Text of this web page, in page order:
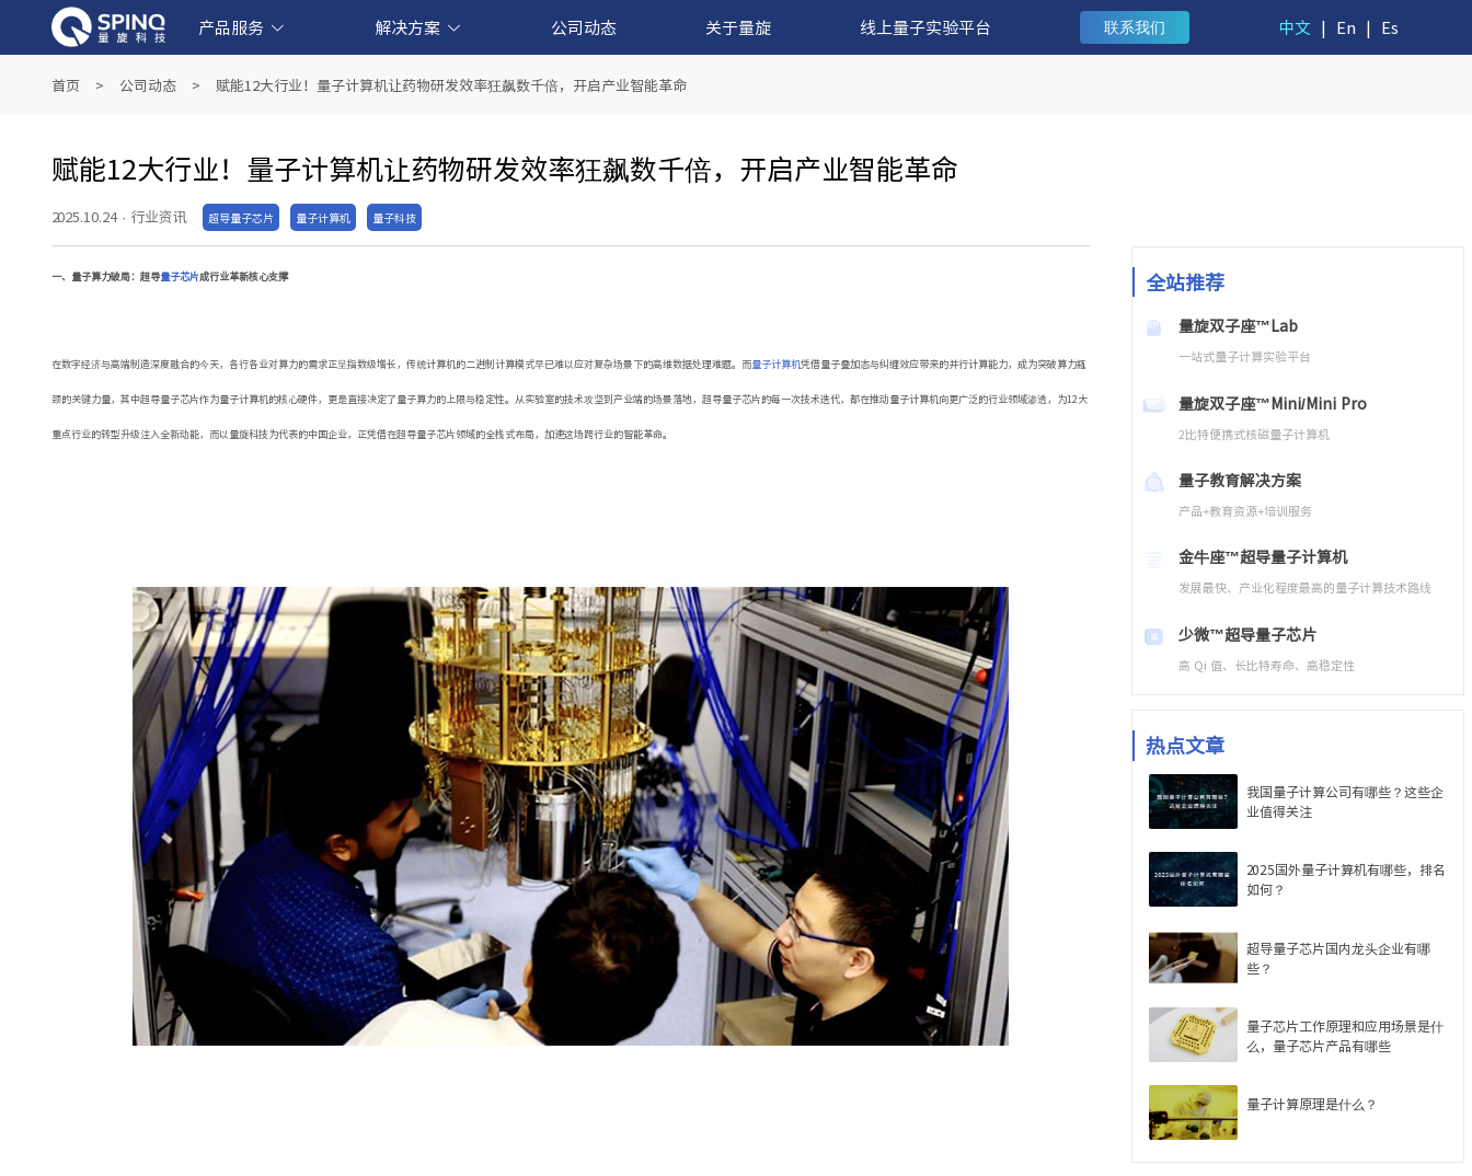
产品服务
产业级超导量子计算机产品
教育级核磁量子计算机产品
线上量子实验平台和软件产品
解决方案
量子教育解决方案
金融科技解决方案
生物医药解决方案
人工智能解决方案
公司动态 关于量旋 线上量子实验平台 联系我们 中文 | En | Es
首页 > 公司动态 > 赋能12大行业！量子计算机让药物研发效率狂飙数千倍，开启产业智能革命
赋能12大行业！量子计算机让药物研发效率狂飙数千倍，开启产业智能革命
2025.10.24 · 行业资讯 超导量子芯片 量子计算机 量子科技
一、量子算力破局：超导量子芯片成行业革新核心支撑
在数字经济与高端制造深度融合的今天，各行各业对算力的需求正呈指数级增长，传统计算机的二进制计算模式早已难以应对复杂场景下的高维数据处理难题。而量子计算机凭借量子叠加态与纠缠效应带来的并行计算能力，成为突破算力瓶
颈的关键力量，其中超导量子芯片作为量子计算机的核心硬件，更是直接决定了量子算力的上限与稳定性。从实验室的技术攻坚到产业端的场景落地，超导量子芯片的每一次技术迭代，都在推动量子计算机向更广泛的行业领域渗透，为12大
重点行业的转型升级注入全新动能，而以量旋科技为代表的中国企业，正凭借在超导量子芯片领域的全栈式布局，加速这场跨行业的智能革命。
全站推荐
量旋双子座™Lab
一站式量子计算实验平台
量旋双子座™Mini/Mini Pro
2比特便携式核磁量子计算机
量子教育解决方案
产品+教育资源+培训服务
金牛座™超导量子计算机
发展最快、产业化程度最高的量子计算技术路线
少微™超导量子芯片
高 Qi 值、长比特寿命、高稳定性
热点文章
我国量子计算公司有哪些？这些企
业值得关注
2025国外量子计算机有哪些，排名
如何？
超导量子芯片国内龙头企业有哪
些？
量子芯片工作原理和应用场景是什
么，量子芯片产品有哪些
量子计算原理是什么？